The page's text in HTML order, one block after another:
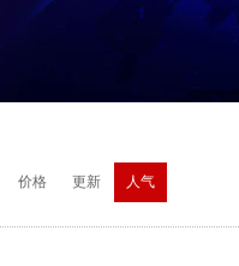
价格 更新 人气